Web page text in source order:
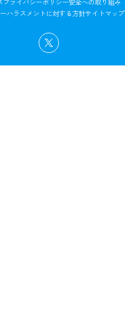
ハラスメントに対する方針サイトマップ